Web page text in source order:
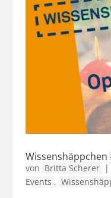
Wissenshäppchen
von Britta Scherer |
Events ,